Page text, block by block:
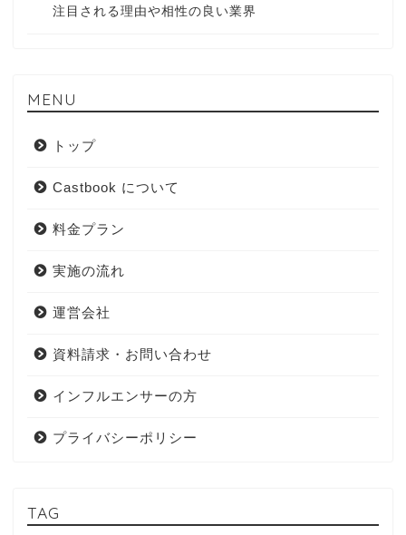
注目される理由や相性の良い業界
MENU
トップ
Castbook について
料金プラン
実施の流れ
運営会社
資料請求・お問い合わせ
インフルエンサーの方
プライバシーポリシー
TAG